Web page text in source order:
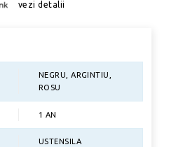
vezi detalii
NEGRU, ARGINTIU,
ROSU
1 AN
USTENSILA